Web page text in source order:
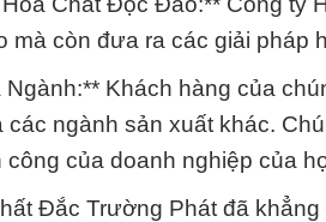
mà còn đưa ra các giải pháp
Ngành:** Khách hàng của
các ngành sản xuất khác.
của doanh nghiệp của
Đắc Trường Phát đã